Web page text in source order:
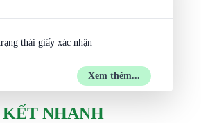
thái giấy xác nhận
Xem thêm...
NHANH